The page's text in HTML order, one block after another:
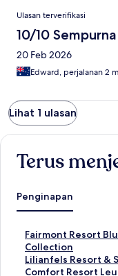
Ulasan
Ulasan terverifikasi
10/10 Sempurna
20 Feb 2026
Edward, perjalanan 2
Lihat 1 ulasan
Terus
Penginapan
Fairmont Resort
Collection
T
a
u
t
Lilianfels Resort &
T
a
Comfort Resort
T